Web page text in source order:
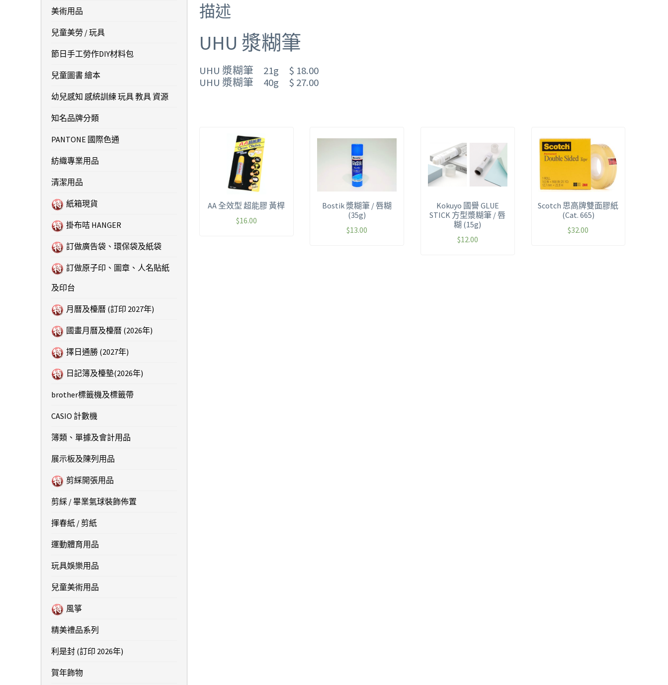
描述
UHU 漿糊筆
UHU 漿糊筆 21g $ 18.00
UHU 漿糊筆 40g $ 27.00
AA 全效型 超能膠 黃桿
$16.00
Bostik 漿糊筆 / 唇糊
(35g)
$13.00
Kokuyo 國譽 GLUE
STICK 方型漿糊筆 / 唇
糊 (15g)
$12.00
Scotch 思高牌雙面膠紙
(Cat. 665)
$32.00
美術用品
兒童美勞 / 玩具
節日手工勞作DIY材料包
兒童圖書 繪本
幼兒感知 感統訓練 玩具 教具 資源
知名品牌分類
PANTONE 國際色通
紡織專業用品
清潔用品
紙箱現貨
掛布咭 HANGER
訂做廣告袋、環保袋及紙袋
訂做原子印、圖章、人名貼紙
及印台
月曆及檯曆 (訂印 2027年)
國畫月曆及檯曆 (2026年)
擇日通勝 (2027年)
日記簿及檯墊(2026年)
brother標籤機及標籤帶
CASIO 計數機
簿類、單據及會計用品
展示板及陳列用品
剪綵開張用品
剪綵 / 畢業氣球裝飾佈置
揮春紙 / 剪紙
運動體育用品
玩具娛樂用品
兒童美術用品
風箏
精美禮品系列
利是封 (訂印 2026年)
賀年飾物